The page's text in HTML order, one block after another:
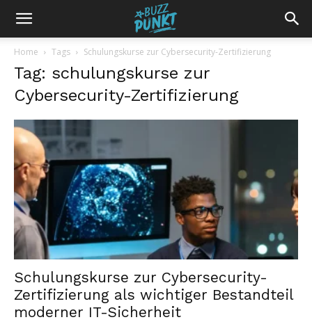
Home Tags Schulungskurse zur Cybersecurity-Zertifizierung
Tag: schulungskurse zur
Cybersecurity-Zertifizierung
Schulungskurse zur Cybersecurity-
Zertifizierung als wichtiger Bestandteil
moderner IT-Sicherheit